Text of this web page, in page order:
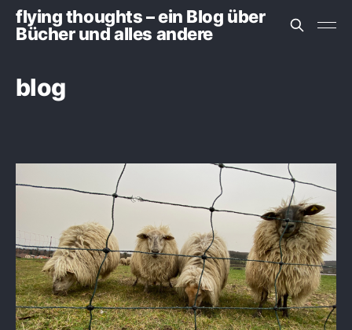
flying thoughts – ein Blog über
Bücher und alles andere
blog